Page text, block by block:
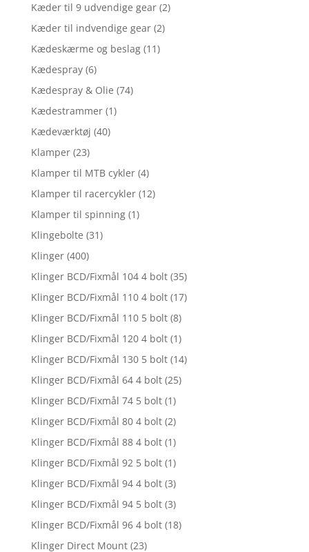
Kæder til 9 udvendige gear (2)
Kæder til indvendige gear (2)
Kædeskærme og beslag (11)
Kædespray (6)
Kædespray & Olie (74)
Kædestrammer (1)
Kædeværktøj (40)
Klamper (23)
Klamper til MTB cykler (4)
Klamper til racercykler (12)
Klamper til spinning (1)
Klingebolte (31)
Klinger (400)
Klinger BCD/Fixmål 104 4 bolt (35)
Klinger BCD/Fixmål 110 4 bolt (17)
Klinger BCD/Fixmål 110 5 bolt (8)
Klinger BCD/Fixmål 120 4 bolt (1)
Klinger BCD/Fixmål 130 5 bolt (14)
Klinger BCD/Fixmål 64 4 bolt (25)
Klinger BCD/Fixmål 74 5 bolt (1)
Klinger BCD/Fixmål 80 4 bolt (2)
Klinger BCD/Fixmål 88 4 bolt (1)
Klinger BCD/Fixmål 92 5 bolt (1)
Klinger BCD/Fixmål 94 4 bolt (3)
Klinger BCD/Fixmål 94 5 bolt (3)
Klinger BCD/Fixmål 96 4 bolt (18)
Klinger Direct Mount (23)